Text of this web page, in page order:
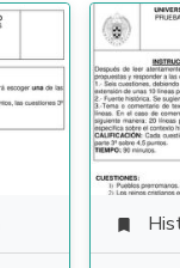
